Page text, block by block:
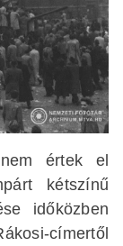
értek el
kétszínű
időközben
címertől